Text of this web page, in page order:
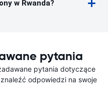
w Rwanda?
pytania
pytania dotyczące
odpowiedzi na swoje